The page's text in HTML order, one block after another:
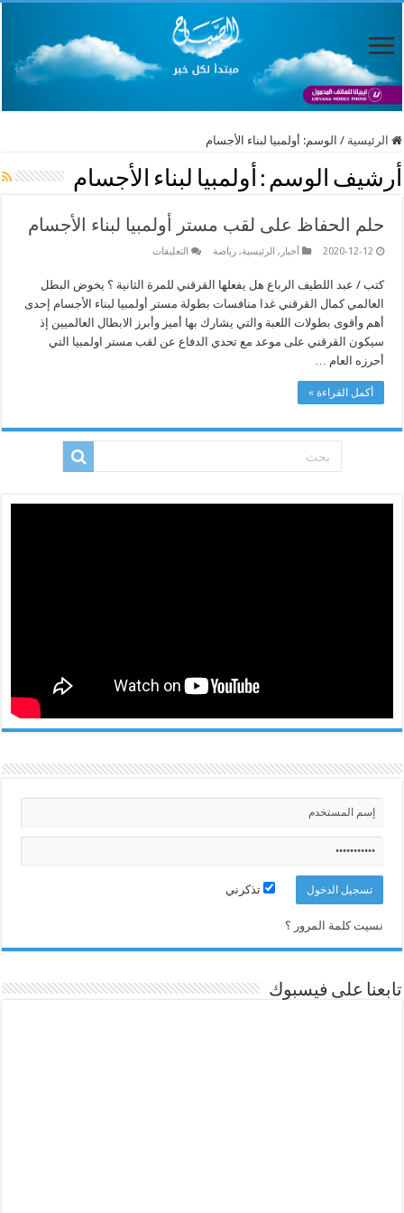
الرئيسية / الوسم: أولمبيا لبناء الأجسام
أرشيف الوسم : أولمبيا لبناء الأجسام
حلم الحفاظ على لقب مستر أولمبيا لبناء الأجسام
2020-12-12 أخبار , الرئيسية,رياضة التعليقات
على
لقب
مستر
أولمبيا
لبناء
الأجسام
كتب / عبد اللطيف الرباع هل يفعلها القرقني للمرة الثانية ؟ يخوض البطل
العالمي كمال القرقني غدا منافسات بطولة مستر أولمبيا لبناء الأجسام إحدى
أهم وأقوى بطولات اللعبة والتي يشارك بها أميز وأبرز الابطال العالميين إذ
سيكون القرقني على موعد مع تحدي الدفاع عن لقب مستر اولمبيا التي
أحرزه العام …
أكمل القراءة »
تذكرني
نسيت كلمة المرور ؟
تابعنا على فيسبوك